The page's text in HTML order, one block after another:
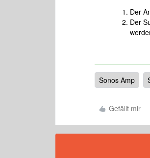
Der
Der
Sonos Amp
Gefällt mir